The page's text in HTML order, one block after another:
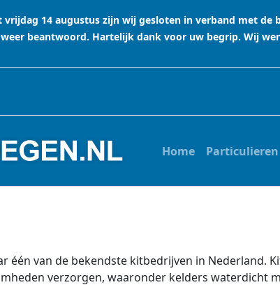
14 augustus zijn wij gesloten in verband met
beantwoord. Hartelijk dank voor uw begrip. Wij
Home Particulieren
één van de bekendste kitbedrijven in Nederland.
verzorgen, waaronder kelders waterdicht